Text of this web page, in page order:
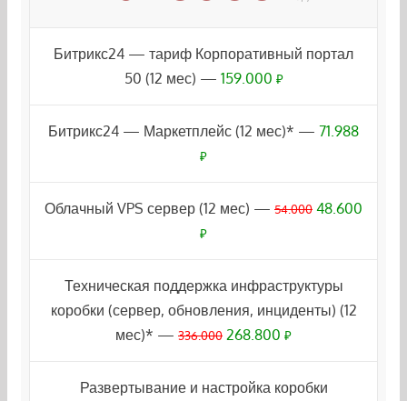
Битрикс24 — тариф Корпоративный портал
50 (12 мес) — 159.000 ₽
Битрикс24 — Маркетплейс (12 мес)* — 71.988
₽
Облачный VPS сервер (12 мес) — 54.000 48.600
₽
Техническая поддержка инфраструктуры
коробки (сервер, обновления, инциденты) (12
мес)* — 336.000 268.800 ₽
Развертывание и настройка коробки